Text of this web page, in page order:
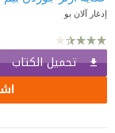
إدغار آلان بو
تحميل الكتاب